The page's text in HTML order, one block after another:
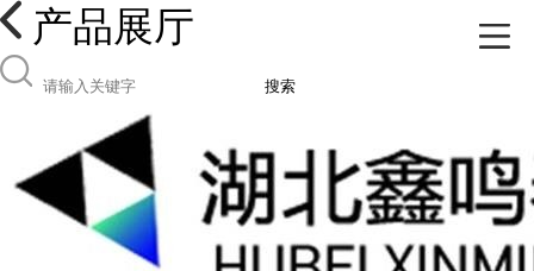
产品展厅
搜索